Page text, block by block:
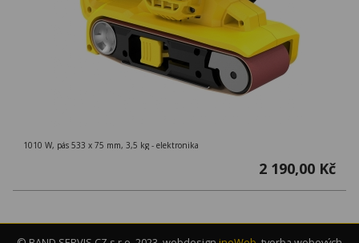
1010 W, pás 533 x 75 mm, 3,5 kg - elektronika
2 190,00 Kč